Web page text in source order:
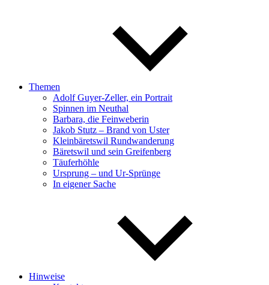
Themen
Adolf Guyer-Zeller, ein Portrait
Spinnen im Neuthal
Barbara, die Feinweberin
Jakob Stutz – Brand von Uster
Kleinbäretswil Rundwanderung
Bäretswil und sein Greifenberg
Täuferhöhle
Ursprung – und Ur-Sprünge
In eigener Sache
Hinweise